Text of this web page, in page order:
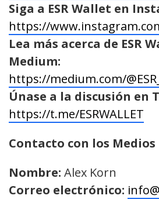
Siga a ESR Wallet en
https://
Lea más acerca de ESR
Medium:
https://medium.com/
Únase a la discusión en
https://t.me/ESRWALLET
Contacto con los Medios
Nombre: Alex Korn
Correo electrónico: